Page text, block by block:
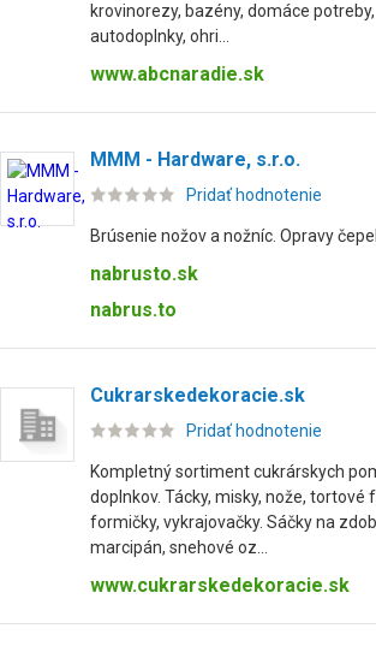
krovinorezy, bazény, domáce potreby,
autodoplnky, ohri...
www.abcnaradie.sk
MMM - Hardware, s.r.o.
Pridať hodnotenie
Brúsenie nožov a nožníc. Opravy
nabrusto.sk
nabrus.to
Cukrarskedekoracie.sk
Pridať hodnotenie
Kompletný sortiment cukrárskych
doplnkov. Tácky, misky, nože, tortové
formičky, vykrajovačky. Sáčky na
marcipán, snehové oz...
www.cukrarskedekoracie.sk